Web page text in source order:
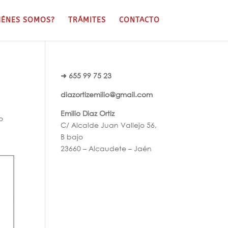
SOMOS? TRÁMITES CONTACTO
➜ 655 99 75 23
diazortizemilio@gmail.com
Emilio Diaz Ortiz
C/ Alcalde Juan Vallejo 56,
B bajo
23660 – Alcaudete – Jaén